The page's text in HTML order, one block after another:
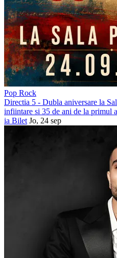
Pop Rock
Directia 5 - Dubla aniversare la
infiintare si 35 de ani de la primul
ia Bilet Jo, 24 sep